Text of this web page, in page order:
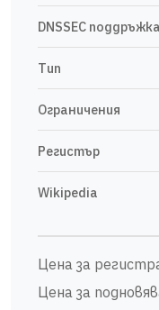
DNSSEC поддръжка
Тип
Ограничения
Регистър
Wikipedia
Цена за
Цена за